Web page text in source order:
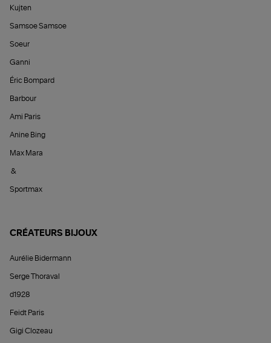
Kujten
Samsoe Samsoe
Soeur
Ganni
Éric Bompard
Barbour
Ami Paris
Anine Bing
Max Mara
&
Sportmax
CRÉATEURS BIJOUX
Aurélie Bidermann
Serge Thoraval
d1928
Feidt Paris
Gigi Clozeau